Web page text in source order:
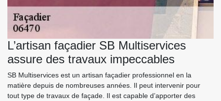
L’artisan façadier SB Multiservices
assure des travaux impeccables
SB Multiservices est un artisan façadier professionnel en la
matière depuis de nombreuses années. Il peut intervenir pour
tout type de travaux de façade. Il est capable d’apporter des